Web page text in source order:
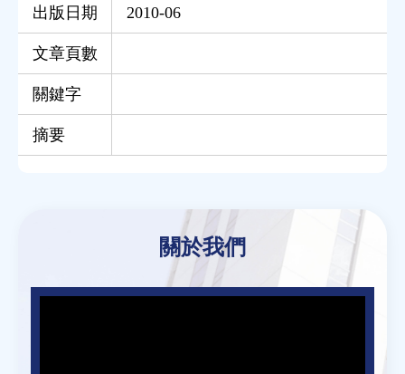
出版日期 2010-06
文章頁數
關鍵字
摘要
關於我們